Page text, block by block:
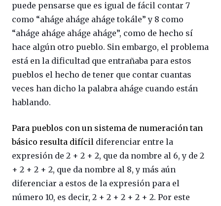
puede pensarse que es igual de fácil contar 7
como “aháge aháge aháge tokále” y 8 como
“aháge aháge aháge aháge”, como de hecho sí
hace algún otro pueblo. Sin embargo, el problema
está en la dificultad que entrañaba para estos
pueblos el hecho de tener que contar cuantas
veces han dicho la palabra aháge cuando están
hablando.
Para pueblos con un sistema de numeración tan
básico resulta difícil diferenciar entre la
expresión de 2 + 2 + 2, que da nombre al 6, y de 2
+ 2 + 2 + 2, que da nombre al 8, y más aún
diferenciar a estos de la expresión para el
número 10, es decir, 2 + 2 + 2 + 2 + 2. Por este